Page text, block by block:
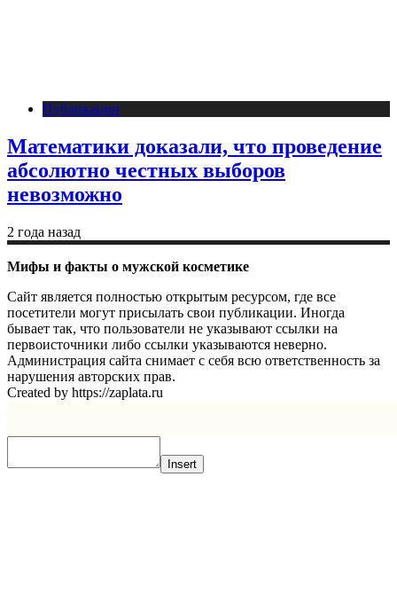
Публикации
Математики доказали, что проведение
абсолютно честных выборов
невозможно
2 года назад
Мифы и факты о мужской косметике
Сайт является полностью открытым ресурсом, где все
посетители могут присылать свои публикации. Иногда
бывает так, что пользователи не указывают ссылки на
первоисточники либо ссылки указываются неверно.
Администрация сайта снимает с себя всю ответственность за
нарушения авторских прав.
Created by https://zaplata.ru
Insert